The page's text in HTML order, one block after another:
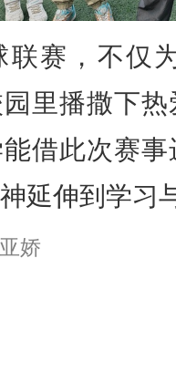
联赛，不仅
里播撒下
借此次赛
神延伸到学习
娇